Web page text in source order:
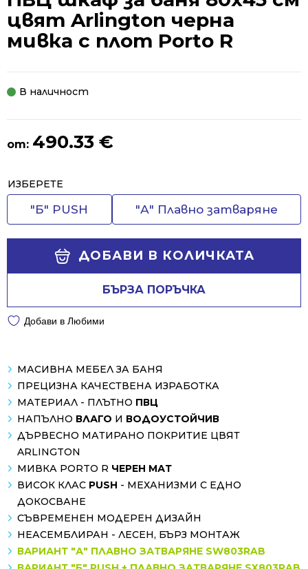
цвят Arlington черна
мивка с плот Porto R
В наличност
от: 490.33 €
ИЗБЕРЕТЕ
"Б" PUSH "А" Плавно затваряне
ДОБАВИ В КОЛИЧКАТА
БЪРЗА ПОРЪЧКА
Alternative:
Добави в Любими
МАСИВНА МЕБЕЛ ЗА БАНЯ
ПРЕЦИЗНА КАЧЕСТВЕНА ИЗРАБОТКА
МАТЕРИАЛ - ПЛЪТНО ПВЦ
НАПЪЛНО ВЛАГО И ВОДОУСТОЙЧИВ
ДЪРВЕСНО МАТИРАНО ПОКРИТИЕ ЦВЯТ
ARLINGTON
МИВКА PORTO R ЧЕРЕН МАТ
ВИСОК КЛАС PUSH - МЕХАНИЗМИ С ЕДНО
ДОКОСВАНЕ
СЪВРЕМЕНЕН МОДЕРЕН ДИЗАЙН
НЕАСЕМБЛИРАН - ЛЕСЕН, БЪРЗ МОНТАЖ
ВАРИАНТ "А" ПЛАВНО ЗАТВАРЯНЕ SW803RAB